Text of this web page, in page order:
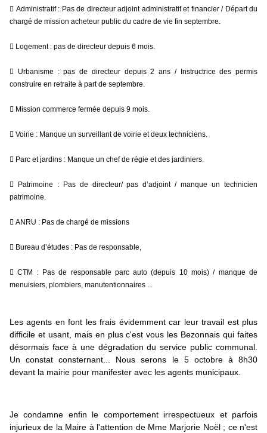
 Administratif : Pas de directeur adjoint administratif et financier / Départ du
chargé de mission acheteur public du cadre de vie fin septembre.
 Logement : pas de directeur depuis 6 mois.
 Urbanisme : pas de directeur depuis 2 ans / Instructrice des permis
construire en retraite à part de septembre.
 Mission commerce fermée depuis 9 mois.
 Voirie : Manque un surveillant de voirie et deux techniciens.
 Parc et jardins : Manque un chef de régie et des jardiniers.
 Patrimoine : Pas de directeur/ pas d’adjoint / manque un technicien
patrimoine.
 ANRU : Pas de chargé de missions
 Bureau d’études : Pas de responsable,
 CTM : Pas de responsable parc auto (depuis 10 mois) / manque de
menuisiers, plombiers, manutentionnaires ...
Les agents en font les frais évidemment car leur travail est plus
difficile et usant, mais en plus c'est vous les Bezonnais qui faites
désormais face à une dégradation du service public communal.
Un constat consternant... Nous serons le 5 octobre à 8h30
devant la mairie pour manifester avec les agents municipaux.
Je condamne enfin le comportement irrespectueux et parfois
injurieux de la Maire à l'attention de Mme Marjorie Noël ; ce n'est